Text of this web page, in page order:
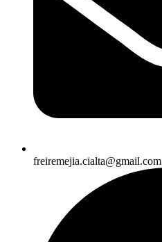
freiremejia.cialta@gmail.com